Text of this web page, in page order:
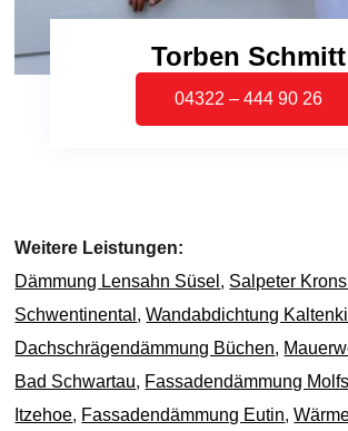
Torben Schmitt
04322 – 444 90 26
Weitere Leistungen:
Dämmung Lensahn Süsel , Salpeter
Schwentinental ,Wandabdichtung
Dachschrägendämmung Büchen,
Bad Schwartau, Fassadendämmung
Itzehoe, Fassadendämmung Eutin,